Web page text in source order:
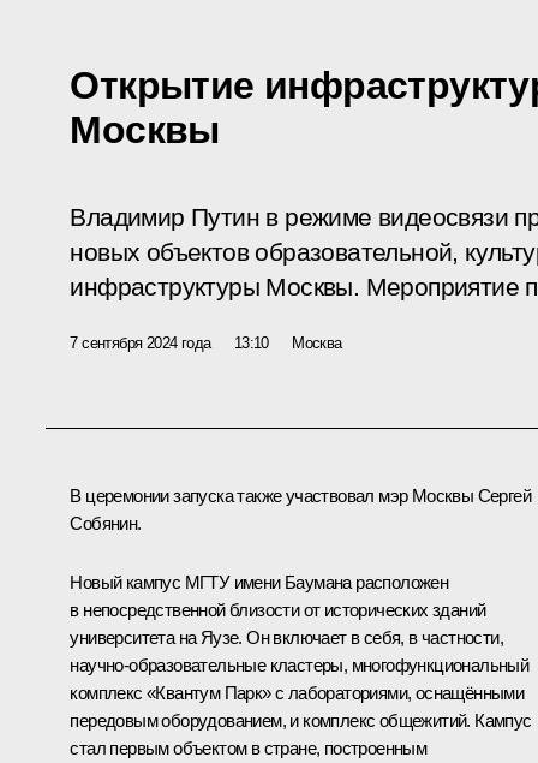
Открытие
Москвы
Владимир Путин в режиме видеосвязи
новых объектов образовательной,
инфраструктуры Москвы. Мероприятие
7 сентября 2024 года 13:10 Москва
В церемонии запуска также участвовал мэр Москвы Сергей
Собянин.
Новый кампус МГТУ имени Баумана расположен
в непосредственной близости от исторических зданий
университета на Яузе. Он включает в себя, в частности,
научно-образовательные кластеры, многофункциональный
комплекс «Квантум Парк» с лабораториями, оснащёнными
передовым оборудованием, и комплекс общежитий. Кампус
стал первым объектом в стране, построенным